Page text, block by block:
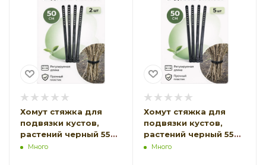
Хомут стяжка для
подвязки кустов,
растений черный 55
см 2 шт Благодатное
Много
Хомут стяжка для
подвязки кустов,
растений черный 55
см 5 шт Благодатное
Много